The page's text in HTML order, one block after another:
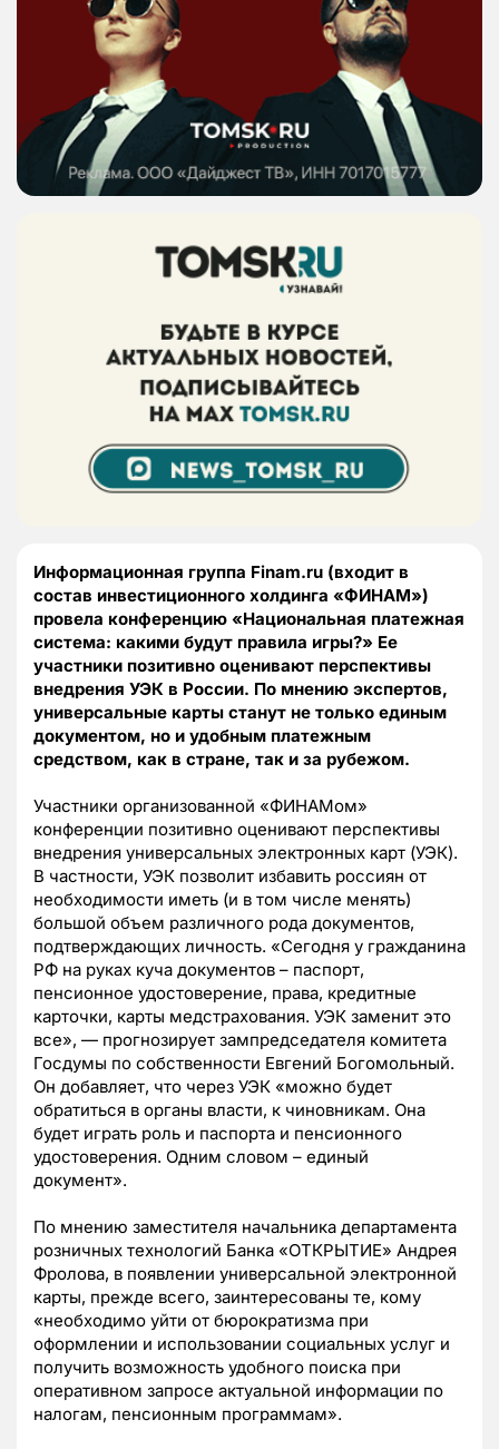
Информационная группа Finam.ru (входит в
состав инвестиционного холдинга «ФИНАМ»)
провела конференцию «Национальная платежная
система: какими будут правила игры?» Ее
участники позитивно оценивают перспективы
внедрения УЭК в России. По мнению экспертов,
универсальные карты станут не только единым
документом, но и удобным платежным
средством, как в стране, так и за рубежом.
Участники организованной «ФИНАМом»
конференции позитивно оценивают перспективы
внедрения универсальных электронных карт (УЭК).
В частности, УЭК позволит избавить россиян от
необходимости иметь (и в том числе менять)
большой объем различного рода документов,
подтверждающих личность. «Сегодня у гражданина
РФ на руках куча документов – паспорт,
пенсионное удостоверение, права, кредитные
карточки, карты медстрахования. УЭК заменит это
все», — прогнозирует зампредседателя комитета
Госдумы по собственности Евгений Богомольный.
Он добавляет, что через УЭК «можно будет
обратиться в органы власти, к чиновникам. Она
будет играть роль и паспорта и пенсионного
удостоверения. Одним словом – единый
документ».
По мнению заместителя начальника департамента
розничных технологий Банка «ОТКРЫТИЕ» Андрея
Фролова, в появлении универсальной электронной
карты, прежде всего, заинтересованы те, кому
«необходимо уйти от бюрократизма при
оформлении и использовании социальных услуг и
получить возможность удобного поиска при
оперативном запросе актуальной информации по
налогам, пенсионным программам».